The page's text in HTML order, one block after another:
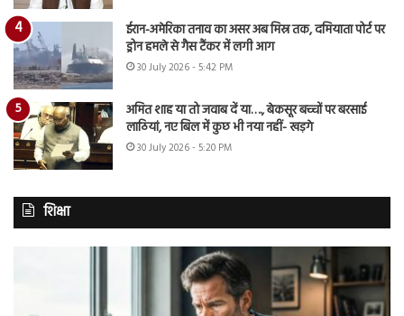
ईरान-अमेरिका तनाव का असर अब मिस्र तक, दमियाता पोर्ट पर
ड्रोन हमले से गैस टैंकर में लगी आग
30 July 2026 - 5:42 PM
अमित शाह या तो जवाब दें या…., बेकसूर बच्चों पर बरसाई
लाठियां, नए बिल में कुछ भी नया नहीं- खड़गे
30 July 2026 - 5:20 PM
शिक्षा